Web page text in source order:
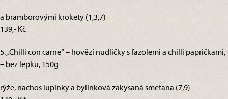
a bramborovými krokety (1,3,7)
139,- Kč
5. „Chilli con carne“ – hovězí nudličky s fazolemi a chilli papričkami,
– bez lepku, 150g
rýže, nachos lupínky a bylinková zakysaná smetana (7,9)